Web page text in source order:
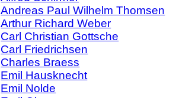
Andreas Paul Wilhelm Thomsen
Arthur Richard Weber
Carl Christian Gottsche
Carl Friedrichsen
Charles Braess
Emil Hausknecht
Emil Nolde